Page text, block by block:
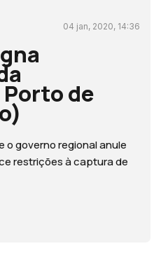
04 jan, 2020, 14:36
de
o governo regional anule
restrições à captura de